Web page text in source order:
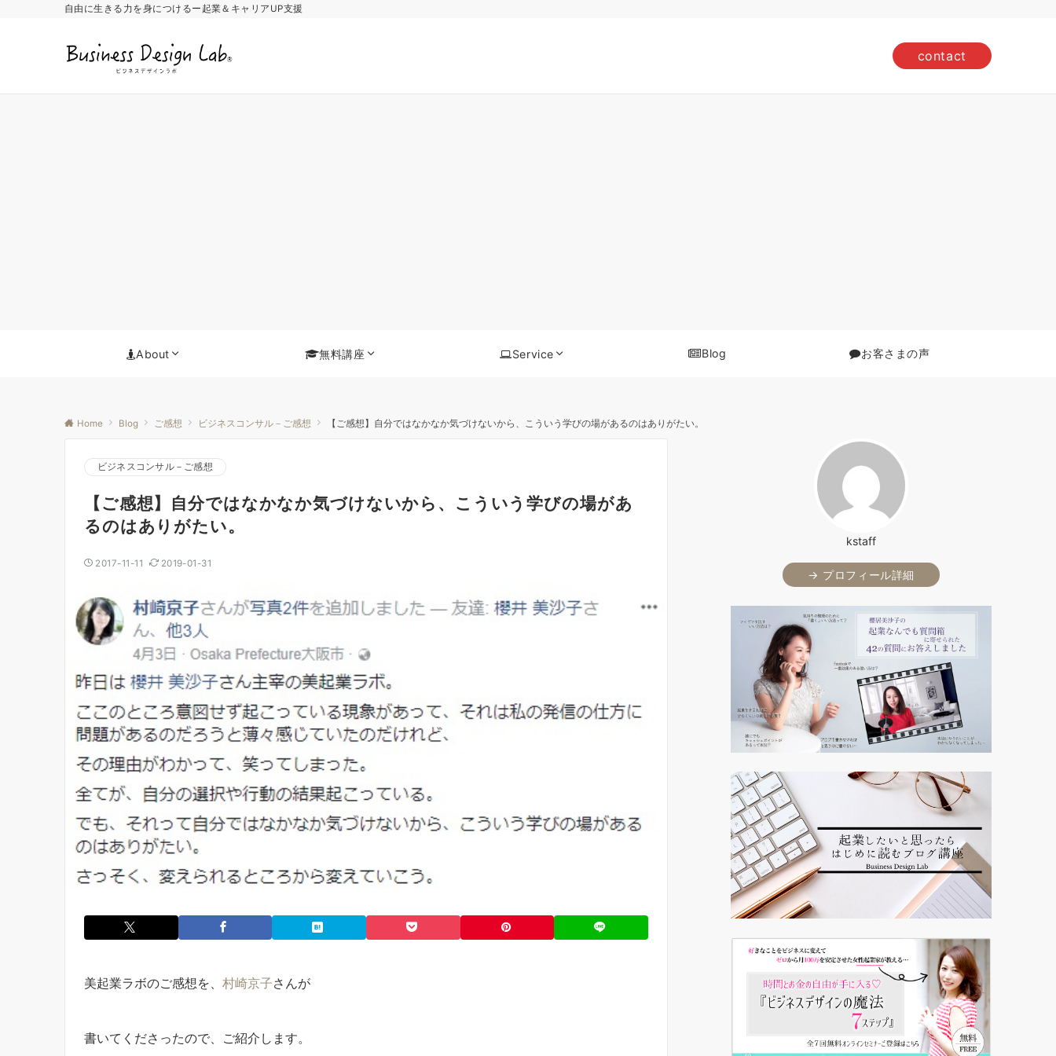
自由に生きる力を身につけるー起業＆キャリアUP支援
contact
About 無料講座 Service Blog お客さまの声
Home Blog ご感想 ビジネスコンサル－ご感想 【ご感想】自分ではなかなか気づけないから、こういう学びの場があるのはありがたい。
ビジネスコンサル－ご感想
【ご感想】自分ではなかなか気づけないから、こういう学びの場があ
るのはありがたい。
2017-11-11 2019-01-31
美起業ラボのご感想を、 村崎京子さんが
書いてくださったので、ご紹介します。
kstaff
→ プロフィール詳細